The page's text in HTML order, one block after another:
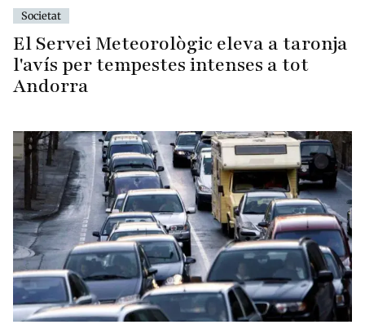
Societat
El Servei Meteorològic eleva a taronja
l'avís per tempestes intenses a tot
Andorra